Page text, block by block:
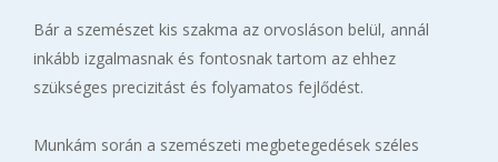
Bár a szemészet kis szakma az orvosláson belül, annál
inkább izgalmasnak és fontosnak tartom az ehhez
szükséges precizitást és folyamatos fejlődést.
Munkám során a szemészeti megbetegedések széles